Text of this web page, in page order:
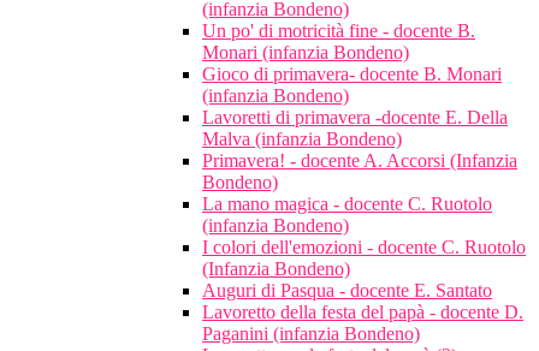
(infanzia Bondeno)
Un po' di motricità fine - docente B.
Monari (infanzia Bondeno)
Gioco di primavera- docente B. Monari
(infanzia Bondeno)
Lavoretti di primavera -docente E. Della
Malva (infanzia Bondeno)
Primavera! - docente A. Accorsi (Infanzia
Bondeno)
La mano magica - docente C. Ruotolo
(infanzia Bondeno)
I colori dell'emozioni - docente C. Ruotolo
(Infanzia Bondeno)
Auguri di Pasqua - docente E. Santato
Lavoretto della festa del papà - docente D.
Paganini (infanzia Bondeno)